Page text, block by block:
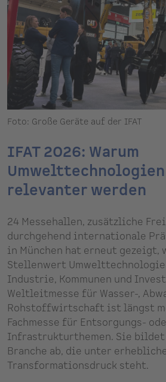
Foto: Große Geräte auf der IFAT
IFAT 2026: Warum
relevanter werden
24 Messehallen, zusätzliche
durchgehend internationale
in München hat erneut gezeigt,
Stellenwert
Industrie, Kommunen und
Weltleitmesse für Wasser-,
Rohstoffwirtschaft ist längst
Fachmesse für Entsorgungs-
Infrastrukturthemen. Sie bildet
Branche ab, die unter
Transformationsdruck steht.